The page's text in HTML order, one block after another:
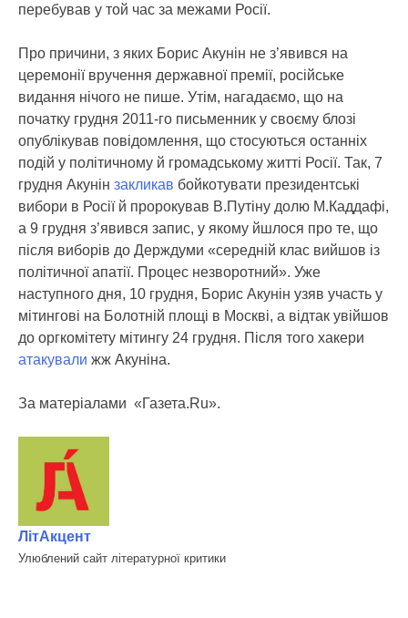
перебував у той час за межами Росії.
Про причини, з яких Борис Акунін не з’явився на
церемонії вручення державної премії, російське
видання нічого не пише. Утім, нагадаємо, що на
початку грудня 2011-го письменник у своєму блозі
опублікував повідомлення, що стосуються останніх
подій у політичному й громадському житті Росії. Так, 7
грудня Акунін закликав бойкотувати президентські
вибори в Росії й пророкував В.Путіну долю М.Каддафі,
а 9 грудня з’явився запис, у якому йшлося про те, що
після виборів до Держдуми «середній клас вийшов із
політичної апатії. Процес незворотний». Уже
наступного дня, 10 грудня, Борис Акунін узяв участь у
мітингові на Болотній площі в Москві, а відтак увійшов
до оргкомітету мітингу 24 грудня. Після того хакери
атакували жж Акуніна.
За матеріалами «Газета.Ru».
ЛітАкцент
Улюблений сайт літературної критики